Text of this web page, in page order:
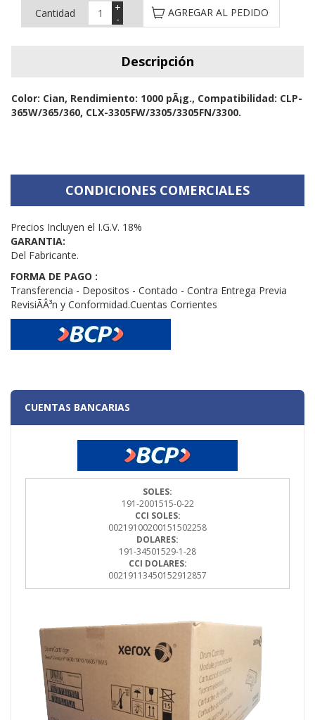
Cantidad -
+ AGREGAR AL PEDIDO
Descripción
Color: Cian, Rendimiento: 1000 pÃ¡g., Compatibilidad: CLP-
365W/365/360, CLX-3305FW/3305/3305FN/3300.
CONDICIONES COMERCIALES
Precios Incluyen el I.G.V. 18%
GARANTIA:
Del Fabricante.
FORMA DE PAGO :
Transferencia - Depositos - Contado - Contra Entrega Previa
RevisiÃÂ³n y Conformidad.Cuentas Corrientes
CUENTAS BANCARIAS
SOLES:
191-2001515-0-22
CCI SOLES:
00219100200151502258
DOLARES:
191-34501529-1-28
CCI DOLARES:
00219113450152912857